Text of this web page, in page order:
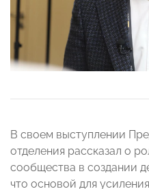
В своем выступлении
отделения рассказал о
сообщества в создании
что основой для